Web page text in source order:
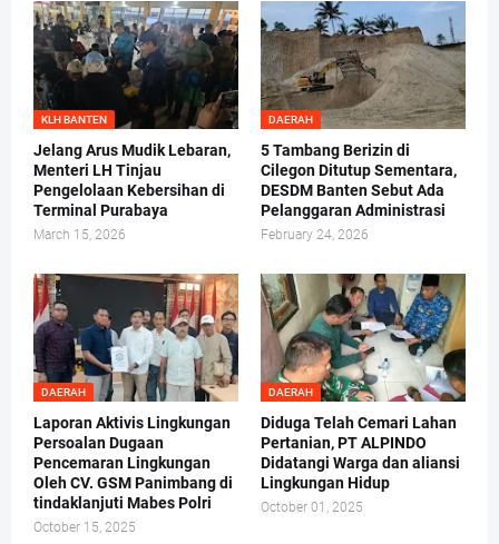
KLH BANTEN
Jelang Arus Mudik Lebaran,
Menteri LH Tinjau
Pengelolaan Kebersihan di
Terminal Purabaya
March 15, 2026
DAERAH
5 Tambang Berizin di
Cilegon Ditutup Sementara,
DESDM Banten Sebut Ada
Pelanggaran Administrasi
February 24, 2026
DAERAH
Laporan Aktivis Lingkungan
Persoalan Dugaan
Pencemaran Lingkungan
Oleh CV. GSM Panimbang di
tindaklanjuti Mabes Polri
October 15, 2025
DAERAH
Diduga Telah Cemari Lahan
Pertanian, PT ALPINDO
Didatangi Warga dan aliansi
Lingkungan Hidup
October 01, 2025